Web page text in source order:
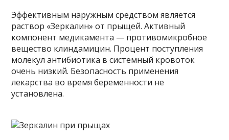
Эффективным наружным средством является
раствор «Зеркалин» от прыщей. Активный
компонент медикамента — противомикробное
вещество клиндамицин. Процент поступления
молекул антибиотика в системный кровоток
очень низкий. Безопасность применения
лекарства во время беременности не
установлена.